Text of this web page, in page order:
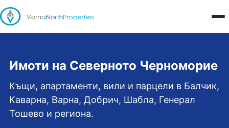
Имоти на Северното Черноморие
Къщи, апартаменти, вили и парцели в Балчик,
Каварна, Варна, Добрич, Шабла, Генерал
Тошево и региона.